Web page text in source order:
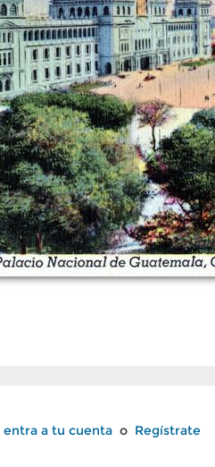
entra a tu cuenta o Regístrate